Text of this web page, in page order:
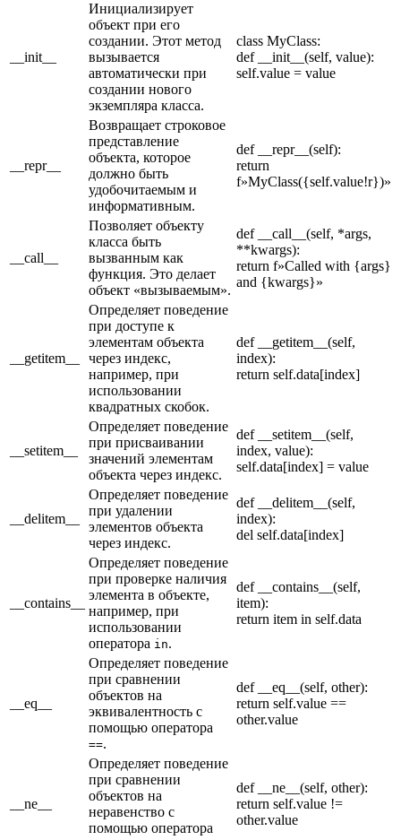
__init__
Инициализирует
объект при его
создании. Этот метод
вызывается
автоматически при
создании нового
экземпляра класса.
class MyClass:
def __init__(self, value):
self.value = value
__repr__
Возвращает строковое
представление
объекта, которое
должно быть
удобочитаемым и
информативным.
def __repr__(self):
return
f»MyClass({self.value!r})»
__call__
Позволяет объекту
класса быть
вызванным как
функция. Это делает
объект «вызываемым».
def __call__(self, *args,
**kwargs):
return f»Called with {args}
and {kwargs}»
__getitem__
Определяет поведение
при доступе к
элементам объекта
через индекс,
например, при
использовании
квадратных скобок.
def __getitem__(self,
index):
return self.data[index]
__setitem__
Определяет поведение
при присваивании
значений элементам
объекта через индекс.
def __setitem__(self,
index, value):
self.data[index] = value
__delitem__
Определяет поведение
при удалении
элементов объекта
через индекс.
def __delitem__(self,
index):
del self.data[index]
__contains__
Определяет поведение
при проверке наличия
элемента в объекте,
например, при
использовании
оператора in.
def __contains__(self,
item):
return item in self.data
__eq__
Определяет поведение
при сравнении
объектов на
эквивалентность с
помощью оператора
==.
def __eq__(self, other):
return self.value ==
other.value
__ne__
Определяет поведение
при сравнении
объектов на
неравенство с
помощью оператора
def __ne__(self, other):
return self.value !=
other.value